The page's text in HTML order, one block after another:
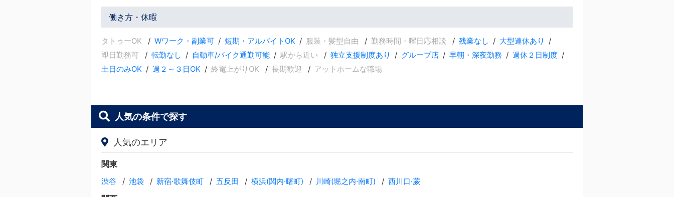
働き方・休暇
タトゥーOK Wワーク・副業可 短期・アルバイトOK 服装・髪型自由 勤務時間・曜日応相談 残業なし
大型連休あり
即日勤務可
転勤なし 自動車/バイク通勤可能 駅から近い 独立支援制度あり グループ店 早朝・深夜勤務
週休２日制度
土日のみOK
週２～３日OK 終電上がりOK 長期歓迎 アットホームな職場
人気の条件で探す
人気のエリア
関東
渋谷 池袋 新宿·歌舞伎町 五反田 横浜(関内·曙町) 川崎(堀之内·南町) 西川口·蕨